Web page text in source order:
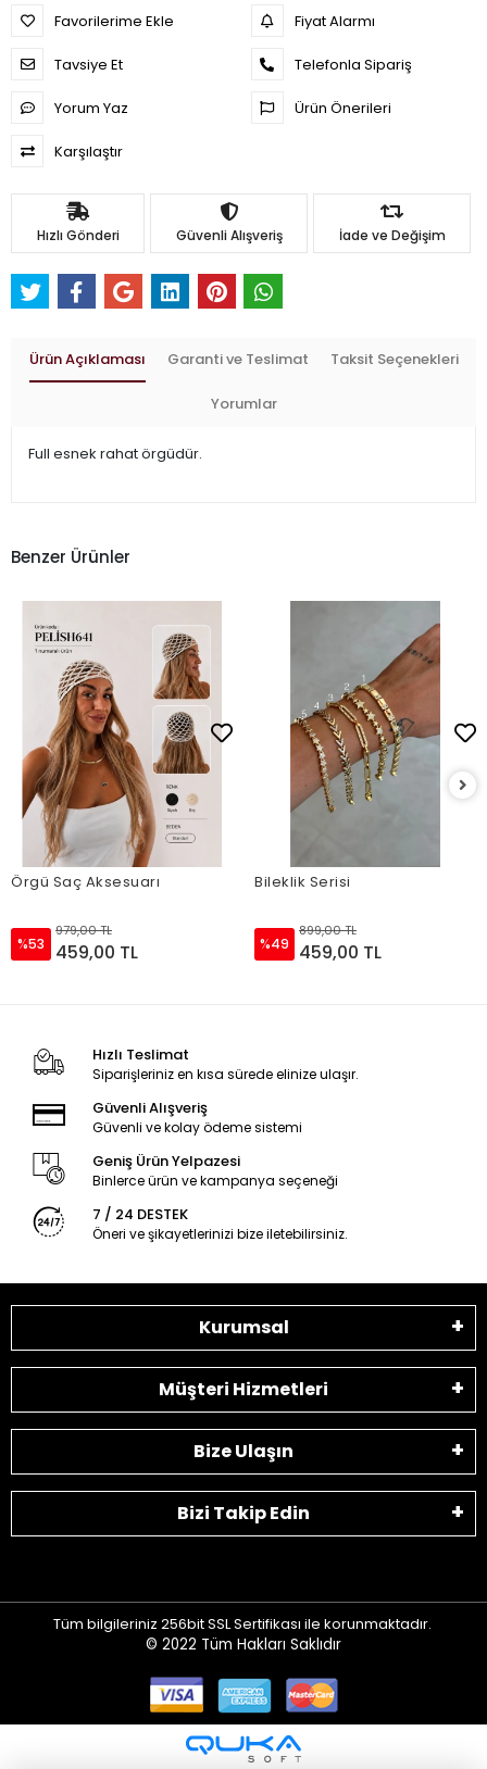
Favorilerime Ekle
Tavsiye Et
Yorum Yaz
Karşılaştır
Fiyat Alarmı
Telefonla Sipariş
Ürün Önerileri
Hızlı Gönderi Güvenli Alışveriş İade ve Değişim
Ürün Açıklaması Garanti ve Teslimat Taksit Seçenekleri
Yorumlar
Full esnek rahat örgüdür.
Benzer Ürünler
Örgü Saç Aksesuarı
%53
979,00 TL
459,00 TL
Bileklik Serisi
%49
899,00 TL
459,00 TL
Hızlı Teslimat
Siparişleriniz en kısa sürede elinize ulaşır.
Güvenli Alışveriş
Güvenli ve kolay ödeme sistemi
Geniş Ürün Yelpazesi
Binlerce ürün ve kampanya seçeneği
7 / 24 DESTEK
Öneri ve şikayetlerinizi bize iletebilirsiniz.
Kurumsal
Müşteri Hizmetleri
Bize Ulaşın
Bizi Takip Edin
Tüm bilgileriniz 256bit SSL Sertifikası ile korunmaktadır.
© 2022 Tüm Hakları Saklıdır